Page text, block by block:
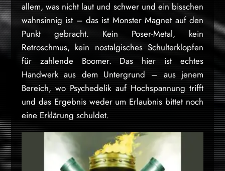
allem, was nicht laut und schwer und ein bisschen
wahnsinnig ist – das ist Monster Magnet auf den
Punkt gebracht. Kein Poser-Metal, kein
Retroschmus, kein nostalgisches Schulterklopfen
für zahlende Boomer. Das hier ist echtes
Handwerk aus dem Untergrund – aus jenem
Bereich, wo Psychedelik auf Hochspannung trifft
und das Ergebnis weder um Erlaubnis bittet noch
eine Erklärung schuldet.